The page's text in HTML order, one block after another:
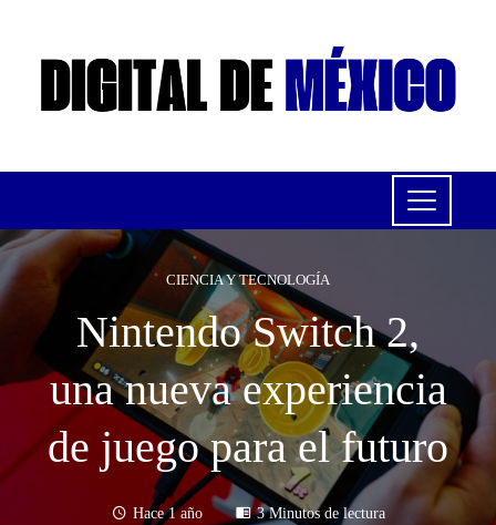
CIENCIA Y TECNOLOGÍA
Nintendo Switch 2,
una nueva experiencia
de juego para el futuro
Hace 1 año 3 Minutos de lectura